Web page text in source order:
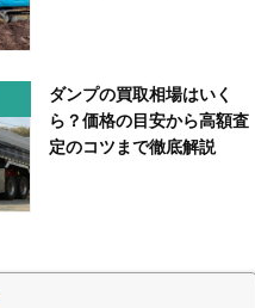
ダンプの買取相場はいく
ら？価格の目安から高額査
定のコツまで徹底解説